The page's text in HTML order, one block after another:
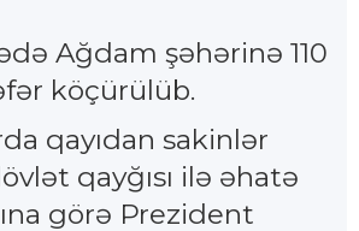
Ağdam şəhərinə 110
köçürülüb.
qayıdan sakinlər
qayğısı ilə əhatə
görə Prezident